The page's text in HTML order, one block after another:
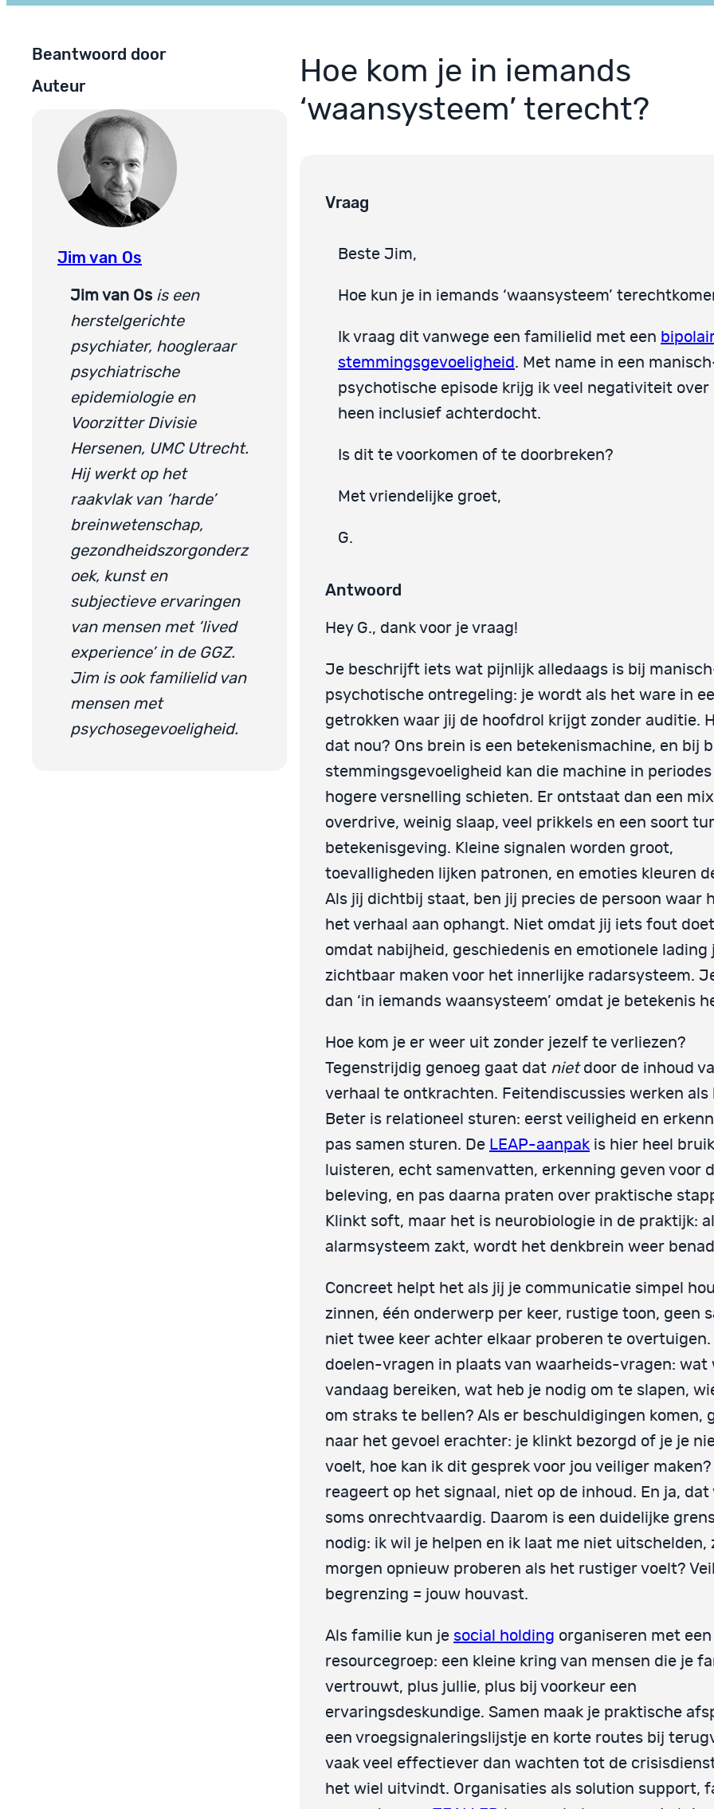
Beantwoord door
Auteur
Jim van Os
Jim van Os is een
herstelgerichte
psychiater, hoogleraar
psychiatrische
epidemiologie en
Voorzitter Divisie
Hersenen, UMC Utrecht.
Hij werkt op het
raakvlak van ‘harde’
breinwetenschap,
gezondheidszorgonderz
oek, kunst en
subjectieve ervaringen
van mensen met ‘lived
experience’ in de GGZ.
Jim is ook familielid van
mensen met
psychosegevoeligheid.
Hoe kom je in iemands
‘waansysteem’ terecht?
Vraag
Beste Jim,
Hoe kun je in iemands ‘waansysteem’
Ik vraag dit vanwege een familielid met een
stemmingsgevoeligheid . Met name in een
psychotische episode krijg ik veel negativiteit over
heen inclusief achterdocht.
Is dit te voorkomen of te doorbreken?
Met vriendelijke groet,
G.
Antwoord
Hey G., dank voor je vraag!
Je beschrijft iets wat pijnlijk alledaags is bij
psychotische ontregeling: je wordt als het ware in
getrokken waar jij de hoofdrol krijgt zonder auditie.
dat nou? Ons brein is een betekenismachine, en bij
stemmingsgevoeligheid kan die machine in periodes
hogere versnelling schieten. Er ontstaat dan een
overdrive, weinig slaap, veel prikkels en een soort
betekenisgeving. Kleine signalen worden groot,
toevalligheden lijken patronen, en emoties kleuren
Als jij dichtbij staat, ben jij precies de persoon waar
het verhaal aan ophangt. Niet omdat jij iets fout
omdat nabijheid, geschiedenis en emotionele lading
zichtbaar maken voor het innerlijke radarsysteem.
dan ‘in iemands waansysteem’ omdat je betekenis
Hoe kom je er weer uit zonder jezelf te verliezen?
Tegenstrijdig genoeg gaat dat nietdoor de inhoud
verhaal te ontkrachten. Feitendiscussies werken als
Beter is relationeel sturen: eerst veiligheid en
pas samen sturen. De LEAP-aanpak is hier heel
luisteren, echt samenvatten, erkenning geven voor
beleving, en pas daarna praten over praktische
Klinkt soft, maar het is neurobiologie in de praktijk:
alarmsysteem zakt, wordt het denkbrein weer
Concreet helpt het als jij je communicatie simpel
zinnen, één onderwerp per keer, rustige toon, geen
niet twee keer achter elkaar proberen te overtuigen.
doelen-vragen in plaats van waarheids-vragen: wat
vandaag bereiken, wat heb je nodig om te slapen,
om straks te bellen? Als er beschuldigingen komen,
naar het gevoel erachter: je klinkt bezorgd of je je
voelt, hoe kan ik dit gesprek voor jou veiliger
reageert op het signaal, niet op de inhoud. En ja, dat
soms onrechtvaardig. Daarom is een duidelijke
nodig: ik wil je helpen en ik laat me niet uitschelden,
morgen opnieuw proberen als het rustiger voelt?
begrenzing = jouw houvast.
Als familie kun je social holding organiseren met een
resourcegroep: een kleine kring van mensen die je
vertrouwt, plus jullie, plus bij voorkeur een
ervaringsdeskundige. Samen maak je praktische
een vroegsignaleringslijstje en korte routes bij
vaak veel effectiever dan wachten tot de
het wiel uitvindt. Organisaties als solution support,